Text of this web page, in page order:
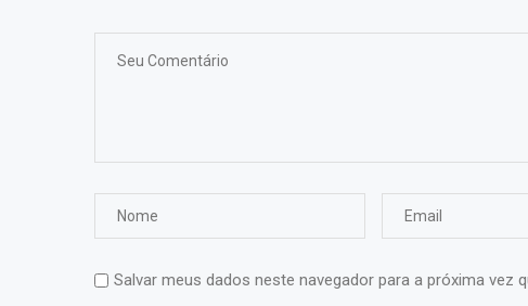
Salvar meus dados neste navegador para a próxima vez